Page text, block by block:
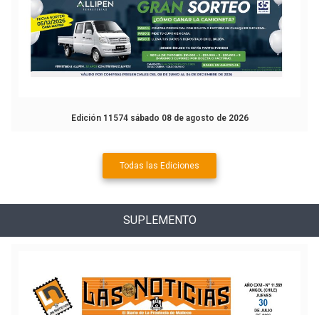
Edición 11574 sábado 08 de agosto de 2026
Todas las Ediciones
SUPLEMENTO